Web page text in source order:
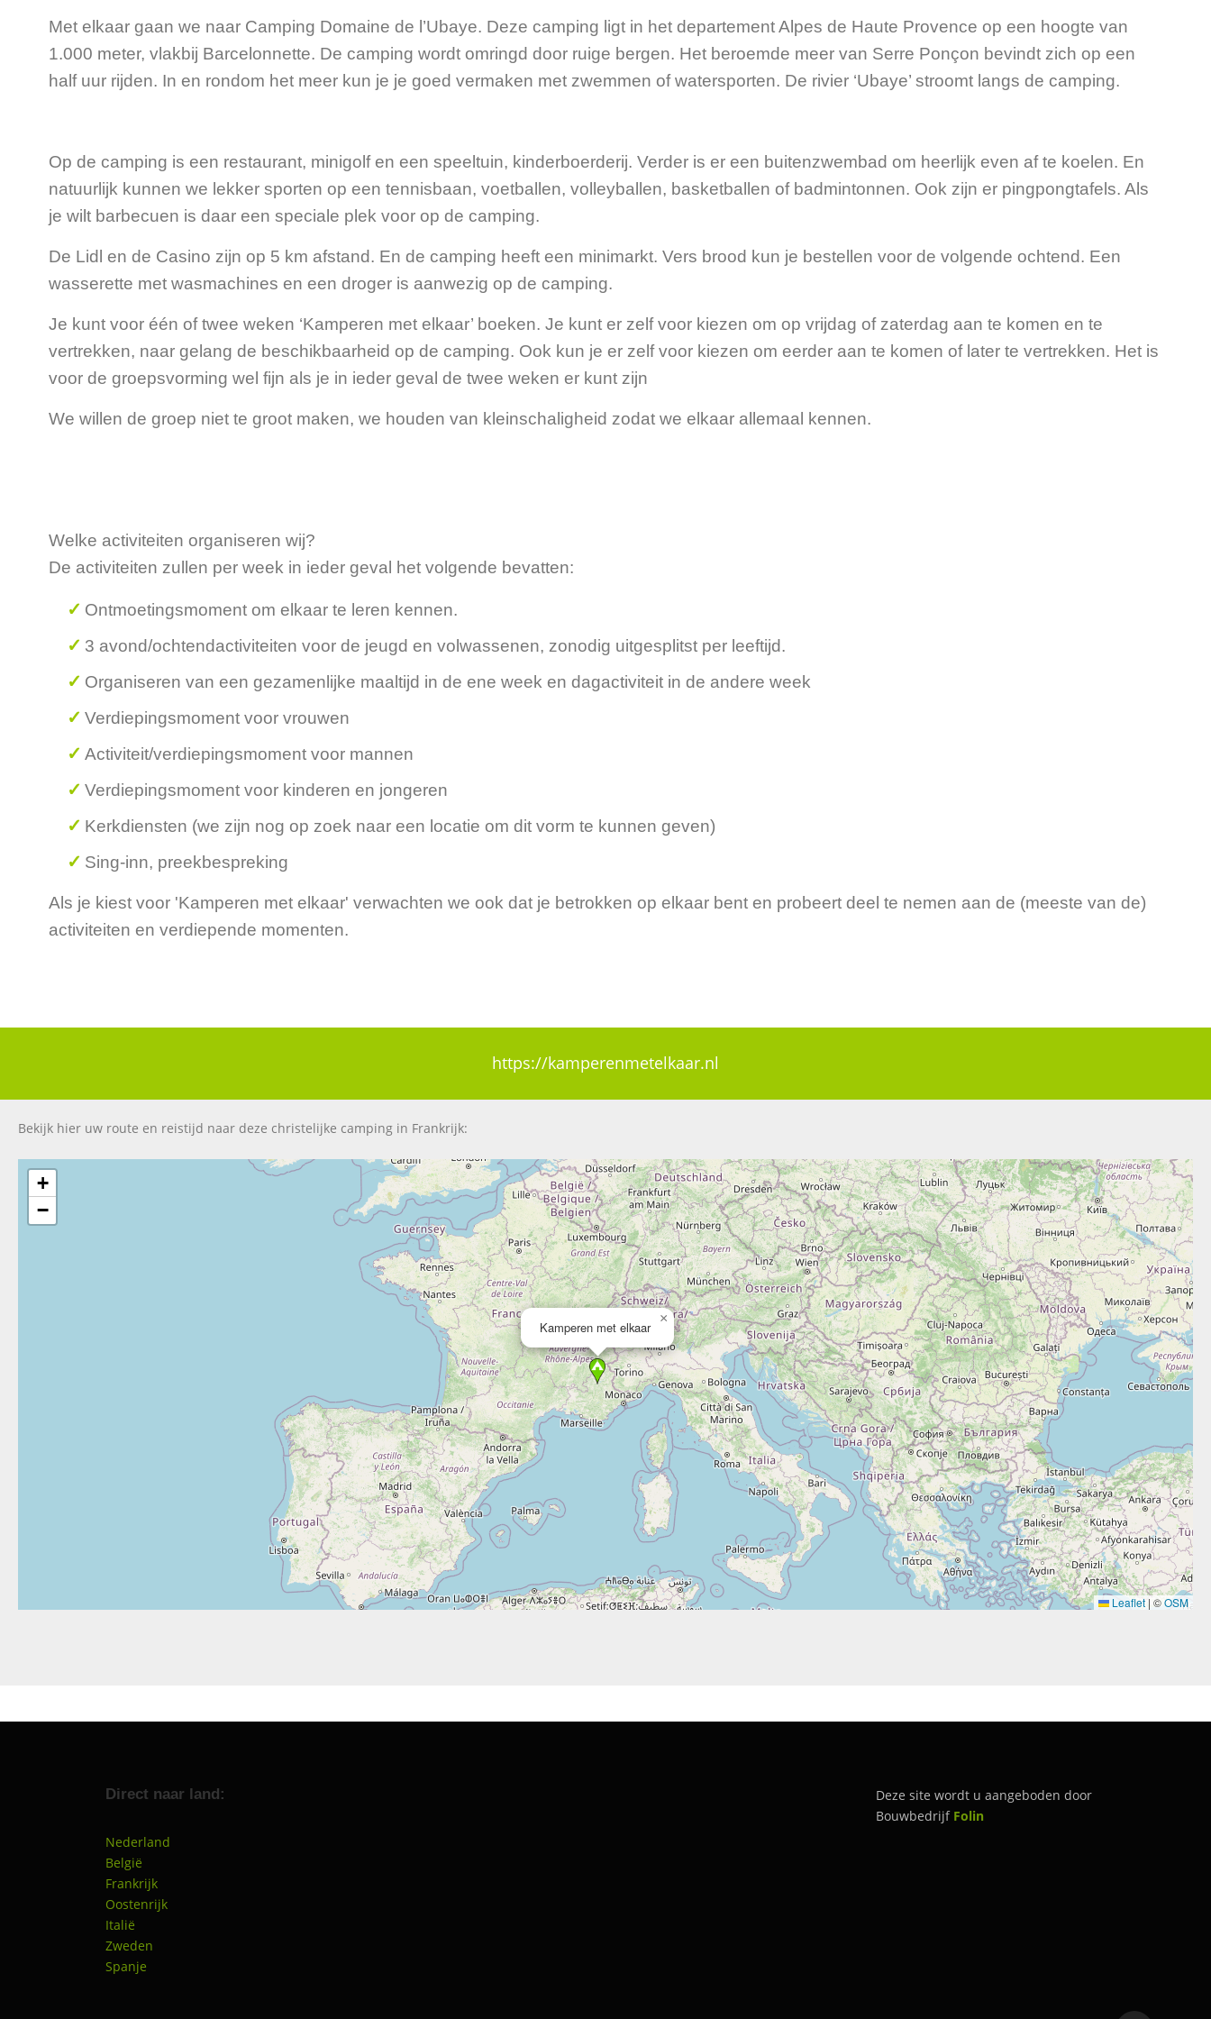
Met elkaar gaan we naar Camping Domaine de l’Ubaye. Deze camping ligt in het departement Alpes de Haute Provence op een hoogte van
1.000 meter, vlakbij Barcelonnette. De camping wordt omringd door ruige bergen. Het beroemde meer van Serre Ponçon bevindt zich op een
half uur rijden. In en rondom het meer kun je je goed vermaken met zwemmen of watersporten. De rivier ‘Ubaye’ stroomt langs de camping.
Op de camping is een restaurant, minigolf en een speeltuin, kinderboerderij. Verder is er een buitenzwembad om heerlijk even af te koelen. En
natuurlijk kunnen we lekker sporten op een tennisbaan, voetballen, volleyballen, basketballen of badmintonnen. Ook zijn er pingpongtafels. Als
je wilt barbecuen is daar een speciale plek voor op de camping.
De Lidl en de Casino zijn op 5 km afstand. En de camping heeft een minimarkt. Vers brood kun je bestellen voor de volgende ochtend. Een
wasserette met wasmachines en een droger is aanwezig op de camping.
Je kunt voor één of twee weken ‘Kamperen met elkaar’ boeken. Je kunt er zelf voor kiezen om op vrijdag of zaterdag aan te komen en te
vertrekken, naar gelang de beschikbaarheid op de camping. Ook kun je er zelf voor kiezen om eerder aan te komen of later te vertrekken. Het is
voor de groepsvorming wel fijn als je in ieder geval de twee weken er kunt zijn
We willen de groep niet te groot maken, we houden van kleinschaligheid zodat we elkaar allemaal kennen.
Welke activiteiten organiseren wij?
De activiteiten zullen per week in ieder geval het volgende bevatten:
Ontmoetingsmoment om elkaar te leren kennen.
3 avond/ochtendactiviteiten voor de jeugd en volwassenen, zonodig uitgesplitst per leeftijd.
Organiseren van een gezamenlijke maaltijd in de ene week en dagactiviteit in de andere week
Verdiepingsmoment voor vrouwen
Activiteit/verdiepingsmoment voor mannen
Verdiepingsmoment voor kinderen en jongeren
Kerkdiensten (we zijn nog op zoek naar een locatie om dit vorm te kunnen geven)
Sing-inn, preekbespreking
Als je kiest voor 'Kamperen met elkaar' verwachten we ook dat je betrokken op elkaar bent en probeert deel te nemen aan de (meeste van de)
activiteiten en verdiepende momenten.
https://kamperenmetelkaar.nl
Bekijk hier uw route en reistijd naar deze christelijke camping in Frankrijk:
Kamperen met elkaar
×
+
−
Leaflet | ©OSM
Direct naar land:
Nederland
België
Frankrijk
Oostenrijk
Italië
Zweden
Spanje
Deze site wordt u aangeboden door
Bouwbedrijf Folin